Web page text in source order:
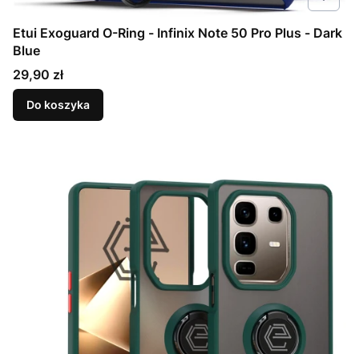
Etui Exoguard O-Ring - Infinix Note 50 Pro Plus - Dark
Blue
Cena
29,90 zł
Do koszyka